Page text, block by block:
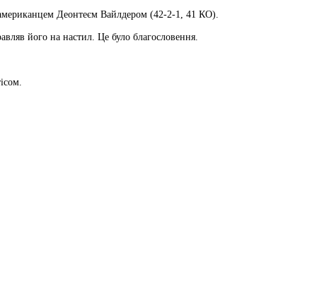
Деонтеєм Вайлдером (42-2-1, 41 КО).
його на настил. Це було благословення.